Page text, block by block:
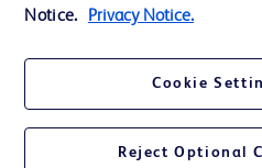
プライバシーポリシー
Notice.
Privacy Notice.
Cookie
Reject Optional